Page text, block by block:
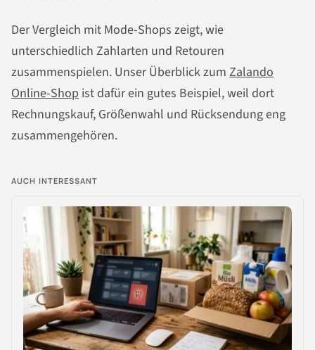
Der Vergleich mit Mode-Shops zeigt, wie
unterschiedlich Zahlarten und Retouren
zusammenspielen. Unser Überblick zum Zalando
Online-Shop ist dafür ein gutes Beispiel, weil dort
Rechnungskauf, Größenwahl und Rücksendung eng
zusammengehören.
AUCH INTERESSANT